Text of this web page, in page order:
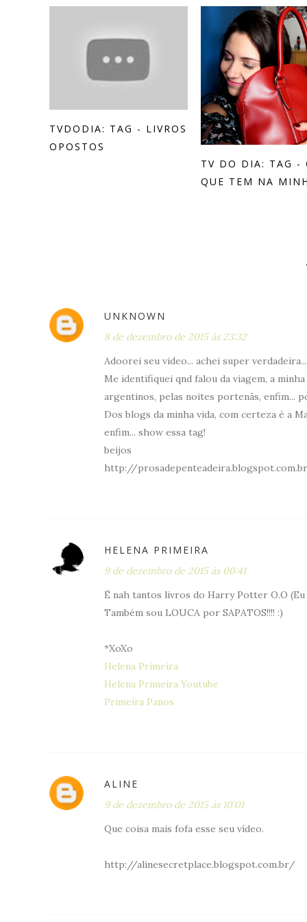
TVDODIA: TAG - LIVROS
OPOSTOS
TV DO DIA: TAG -
QUE TEM NA
UNKNOWN
8 de dezembro de 2015 às 23:32
Adoorei seu video... achei super
Me identifiquei qnd falou da viagem, a
argentinos, pelas noites portenãs, enfim...
Dos blogs da minha vida, com certeza é a
enfim... show essa tag!
beijos
http://
HELENA PRIMEIRA
9 de dezembro de 2015 às 00:41
É nah tantos livros do Harry Potter O.O
Também sou LOUCA por SAPATOS!!!! :)
*XoXo
Helena Primeira
Helena Primeira Youtube
Primeira Panos
ALINE
9 de dezembro de 2015 às 10:01
Que coisa mais fofa esse seu vídeo.
http://alinesecretplace.blogspot.com.br/